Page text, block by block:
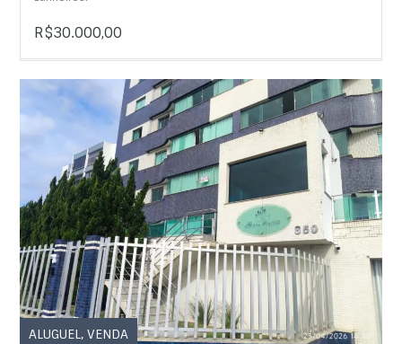
R$30.000,00
ALUGUEL,VENDA